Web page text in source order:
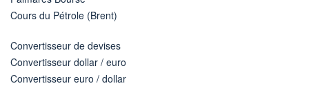
Cours du Pétrole (Brent)
Convertisseur de devises
Convertisseur dollar / euro
Convertisseur euro / dollar